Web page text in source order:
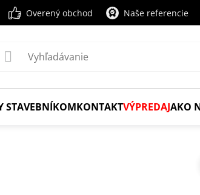
Overený obchod Naše referencie
STAVEBNÍKOMKONTAKTVÝPREDAJAKO